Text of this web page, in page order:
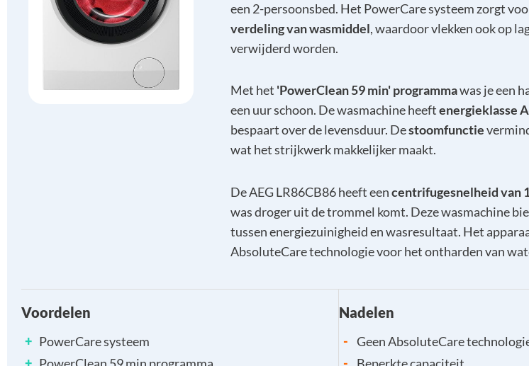
een 2-persoonsbed. Het PowerCare systeem zorgt
verdeling van wasmiddel, waardoor vlekken ook op
verwijderd worden.
Met het 'PowerClean 59 min' programmawas je een
een uur schoon. De wasmachine heeftenergieklasse
bespaart over de levensduur. Destoomfunctie
wat het strijkwerk makkelijker maakt.
De AEG LR86CB86 heeft eencentrifugesnelheid van
was droger uit de trommel komt. Deze wasmachine
tussen energiezuinigheid en wasresultaat. Het
AbsoluteCare technologie voor het ontharden van
Voordelen
+ PowerCare systeem
Nadelen
- Geen AbsoluteCare